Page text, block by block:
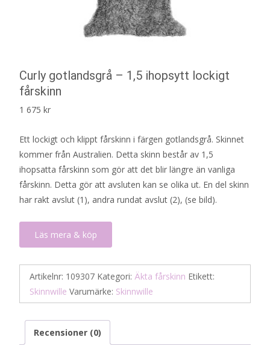
Curly gotlandsgrå – 1,5 ihopsytt lockigt
fårskinn
1 675 kr
Ett lockigt och klippt fårskinn i färgen gotlandsgrå. Skinnet
kommer från Australien. Detta skinn består av 1,5
ihopsatta fårskinn som gör att det blir längre än vanliga
fårskinn. Detta gör att avsluten kan se olika ut. En del skinn
har rakt avslut (1), andra rundat avslut (2), (se bild).
Läs mera & köp
Artikelnr: 109307 Kategori: Äkta fårskinn Etikett:
Skinnwille Varumärke: Skinnwille
Recensioner (0)